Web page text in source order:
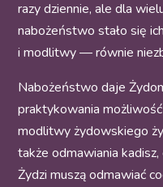
razy dziennie, ale dla
nabożeństwo stało się
i modlitwy — równie
Nabożeństwo daje
praktykowania
modlitwy żydowskiego
także odmawiania
Żydzi muszą odmawiać